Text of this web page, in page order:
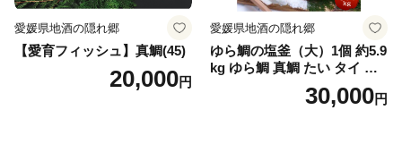
愛媛県地酒の隠れ郷
【愛育フィッシュ】真鯛(45)
20,000円
愛媛県地酒の隠れ郷
ゆら鯛の塩釜（大）1個 約5.9
kg ゆら鯛 真鯛 たい タイ 鯛
塩釜焼き 塩釜 魚 魚介類 海鮮
祝い事 お祝い ハレの日 食品
30,000円